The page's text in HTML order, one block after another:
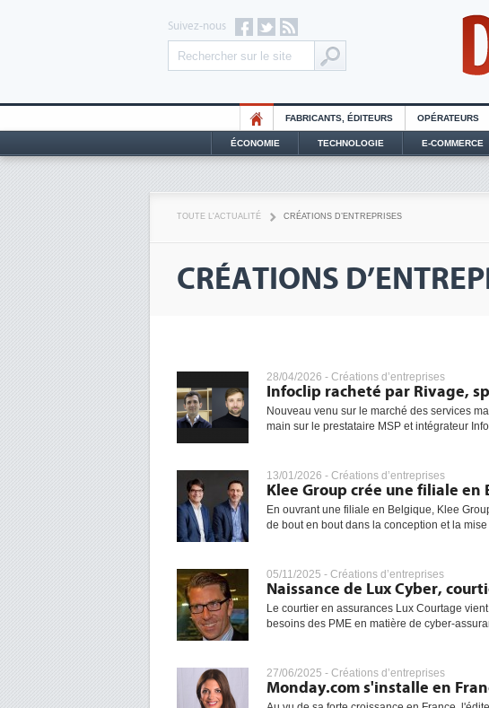
Suivez-nous
FABRICANTS, ÉDITEURS OPÉRATEURS
ÉCONOMIE TECHNOLOGIE E-COMMERCE
TOUTE L'ACTUALITÉ CRÉATIONS D’ENTREPRISES
CRÉATIONS
28/04/2026 - Créations d’entreprises
Infoclip racheté par Rivage,
Nouveau venu sur le marché des services
main sur le prestataire MSP et intégrateur
13/01/2026 - Créations d’entreprises
Klee Group crée une filiale en
En ouvrant une filiale en Belgique, Klee
de bout en bout dans la conception et la mise
05/11/2025 - Créations d’entreprises
Naissance de Lux Cyber,
Le courtier en assurances Lux Courtage
besoins des PME en matière de cyber-
27/06/2025 - Créations d’entreprises
Monday.com s'installe en